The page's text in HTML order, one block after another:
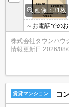
画像：31枚
～お電話での
地域密着タウ
株式会社タウンハウ
情報更新日 2026/08/
賃貸マンション コ